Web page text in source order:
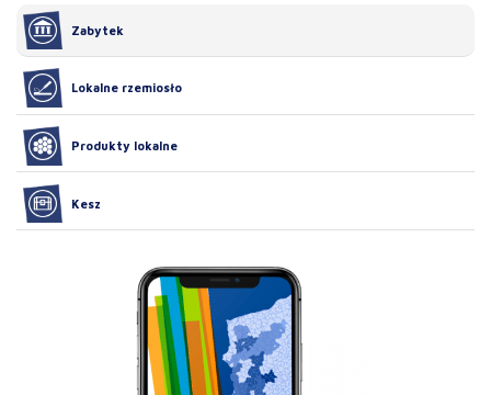
Zabytek
Lokalne rzemiosło
Produkty lokalne
Kesz